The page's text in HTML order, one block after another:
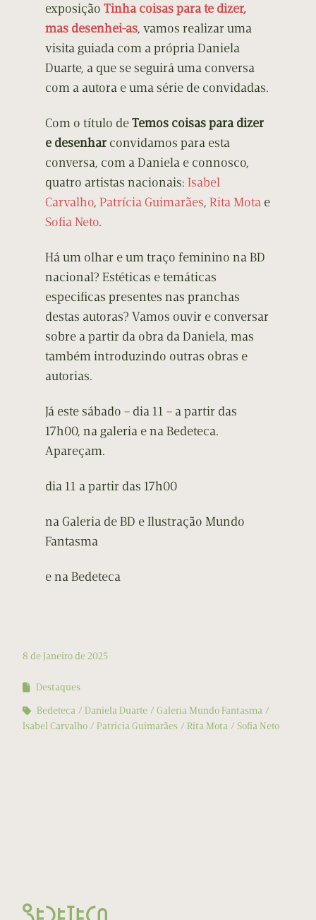
exposição Tinha coisas para te dizer,
mas desenhei-as, vamos realizar uma
visita guiada com a própria Daniela
Duarte, a que se seguirá uma conversa
com a autora e uma série de convidadas.
Com o título deTemos coisas para dizer
e desenhar convidamos para esta
conversa, com a Daniela e connosco,
quatro artistas nacionais: Isabel
Carvalho, Patrícia Guimarães, Rita Mota e
Sofia Neto.
Há um olhar e um traço feminino na BD
nacional? Estéticas e temáticas
especificas presentes nas pranchas
destas autoras? Vamos ouvir e conversar
sobre a partir da obra da Daniela, mas
também introduzindo outras obras e
autorias.
Já este sábado – dia 11 – a partir das
17h00, na galeria e na Bedeteca.
Apareçam.
dia 11 a partir das 17h00
na Galeria de BD e Ilustração Mundo
Fantasma
e na Bedeteca
8 de Janeiro de 2025
Destaques
Bedeteca
Daniela Duarte
Galeria Mundo Fantasma
Isabel Carvalho
Patricia Guimarães Rita Mota Sofia Neto